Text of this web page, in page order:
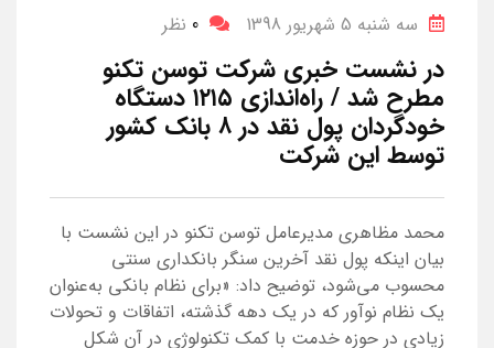
سه شنبه 5 شهریور 1398 0 نظر
در نشست خبری شرکت توسن تکنو
مطرح شد / راه‌اندازی ۱۲۱۵ دستگاه
خودگردان پول نقد در ۸ بانک کشور
توسط این شرکت
محمد مظاهری مدیرعامل توسن تکنو در این نشست با
بیان اینکه پول نقد آخرین سنگر بانکداری سنتی
محسوب می‌شود، توضیح داد: «برای نظام بانکی به‌عنوان
یک نظام نوآور که در یک دهه گذشته، اتفاقات و تحولات
زیادی در حوزه خدمت با کمک تکنولوژی در آن شکل